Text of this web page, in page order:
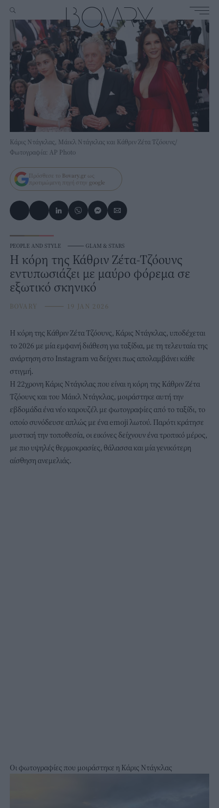
Κάρις Ντάγκλας, Μάικλ Ντάγκλας και Κάθριν Ζέτα Τζόουνς/
Φωτογραφία: AP Photo
Πρόσθεσε το Bovary.gr ως
προτιμώμενη πηγή στην google
PEOPLE AND STYLE ⸻ GLAM & STARS
Η κόρη της Κάθριν Ζέτα-Τζόουνς
εντυπωσιάζει με μαύρο φόρεμα σε
εξωτικό σκηνικό
BOVARY ⸻ 19 JAN 2026
Η κόρη της Κάθριν Ζέτα Τζόουνς, Κάρις Ντάγκλας, υποδέχεται
το 2026 με μία εμφανή διάθεση για ταξίδια, με τη τελευταία της
ανάρτηση στο Instagram να δείχνει πως απολαμβάνει κάθε
στιγμή.
Η 22χρονη Κάρις Ντάγκλας που είναι η κόρη της Κάθριν Ζέτα
Τζόουνς και του Μάικλ Ντάγκλας, μοιράστηκε αυτή την
εβδομάδα ένα νέο καρουζέλ με φωτογραφίες από το ταξίδι, το
οποίο συνόδευσε απλώς με ένα emoji λωτού. Παρότι κράτησε
μυστική την τοποθεσία, οι εικόνες δείχνουν ένα τροπικό μέρος,
με πιο υψηλές θερμοκρασίες, θάλασσα και μία γενικότερη
αίσθηση ανεμελιάς.
Οι φωτογραφίες που μοιράστηκε η Κάρις Ντάγκλας